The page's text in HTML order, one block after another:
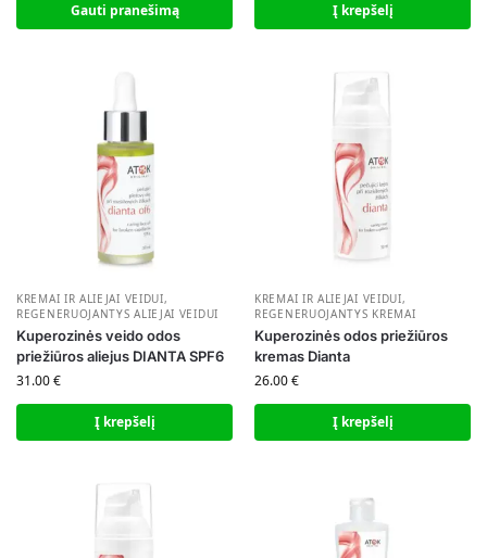
Gauti pranešimą Į krepšelį
KREMAI IR ALIEJAI VEIDUI,
REGENERUOJANTYS ALIEJAI VEIDUI
Kuperozinės veido odos
priežiūros aliejus DIANTA SPF6
31.00€
Į krepšelį
KREMAI IR ALIEJAI VEIDUI,
REGENERUOJANTYS KREMAI
Kuperozinės odos priežiūros
kremas Dianta
26.00€
Į krepšelį